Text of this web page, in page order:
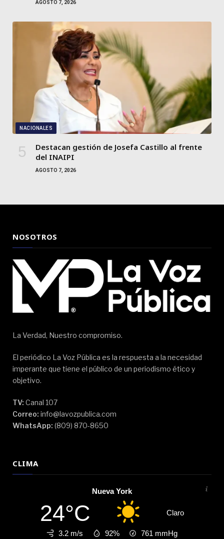
AGOSTO 7, 2026
NACIONALES
Destacan gestión de Josefa Castillo al frente
del INAIPI
AGOSTO 7, 2026
NOSOTROS
La Verdad, Nuestro compromiso.
El periódico La Voz Pública es la respuesta a la necesidad
imperante que tiene el público de un periodismo ético y
objetivo.
TV: Canal 107
Correo: info@lavozpublica.com
WhatsApp: (809) 870-8650
CLIMA
Nueva York
24°C Claro
3.2 m/s 92% 761 mmHg